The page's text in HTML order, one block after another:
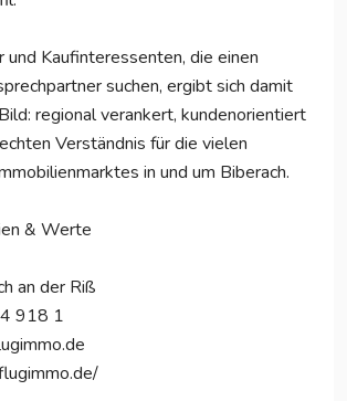
und Kaufinteressenten, die einen
suchen, ergibt sich damit
regional verankert, kundenorientiert
Verständnis für die vielen
in und um Biberach.
& Werte
an der Riß
918 1